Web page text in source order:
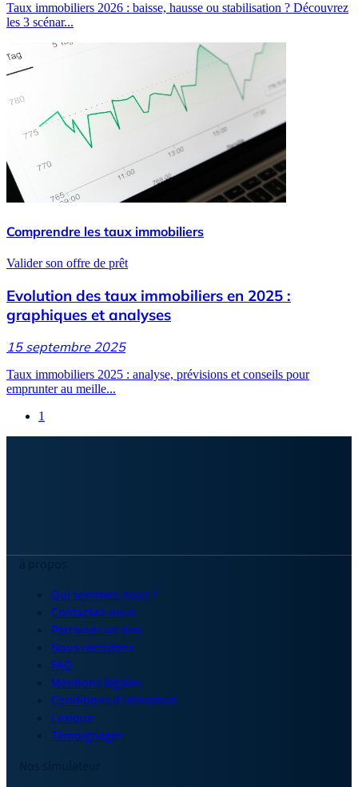
Taux immobiliers 2026 : baisse, hausse ou stabilisation ? Découvrez
les 3 scénar...
Comprendre les taux immobiliers
Valider son offre de prêt
Evolution des taux immobiliers en 2025 :
graphiques et analyses
15 septembre 2025
Taux immobiliers 2025 : analyse, prévisions et conseils pour
emprunter au meille...
1
Qui sommes-nous ?
Contactez-nous
Parrainez un ami
Nous recrutons
FAQ
Mentions légales
Conditions d'utilisation
Lexique
Témoignages